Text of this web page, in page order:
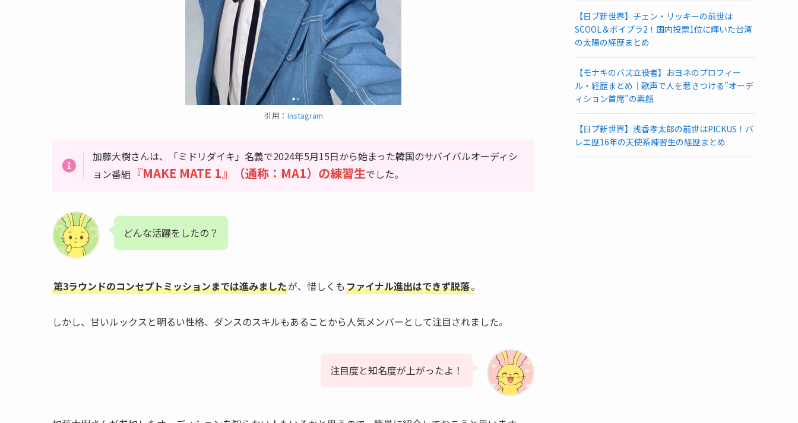
引用： Instagram
加藤大樹さんは、「ミドリダイキ」名義で2024年5月15日から始まった韓国のサバイバルオーディシ
ョン番組 『MAKE MATE 1』（通称：MA1）の練習生でした。
どんな活躍をしたの？
第3ラウンドのコンセプトミッションまでは進みましたが、惜しくもファイナル進出はできず脱落。
しかし、甘いルックスと明るい性格、ダンスのスキルもあることから人気メンバーとして注目されました。
注目度と知名度が上がったよ！
【日プ新世界】チェン・リッキーの前世は
SCOOL＆ボイプラ2！国内投票1位に輝いた台湾
の太陽の経歴まとめ
【モナキのバズ立役者】おヨネのプロフィー
ル・経歴まとめ｜歌声で人を惹きつける”オーデ
ィション首席”の素顔
【日プ新世界】浅香孝太郎の前世はPICKUS！バ
レエ歴16年の天使系練習生の経歴まとめ